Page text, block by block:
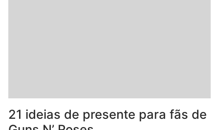
21 ideias de presente para fãs de